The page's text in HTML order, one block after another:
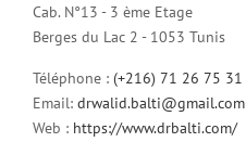
Cab. N°13 - 3 ème Etage
Berges du Lac 2 - 1053 Tunis
Téléphone : (+216) 71 26 75 31
Email: drwalid.balti@gmail.com
Web : https://www.drbalti.com/